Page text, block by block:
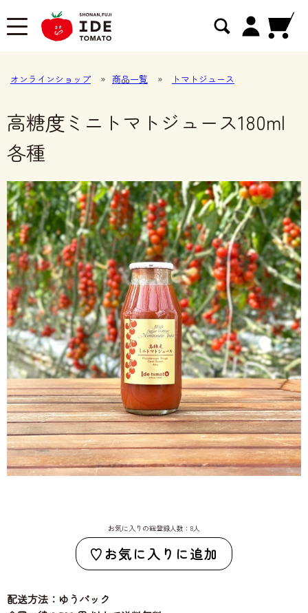
オンラインショップ » 商品一覧 » トマトジュース
高糖度ミニトマトジュース180ml
各種
お気に入りの総登録人数：8人
お気に入りに追加
配送方法：ゆうパック